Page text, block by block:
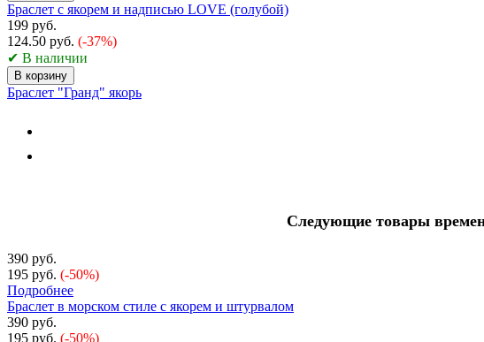
Браслет с якорем и надписью LOVE (голубой)
199 руб.
124.50 руб. (-37%)
✔ В наличии
В корзину
Браслет "Гранд" якорь
Следующие товары
390 руб.
195 руб. (-50%)
Подробнее
Браслет в морском стиле с якорем и штурвалом
390 руб.
195 руб. (-50%)